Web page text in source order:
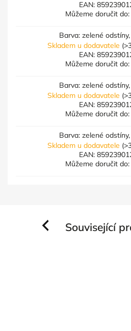
EAN:
Můžeme doručit do:
Barva: zelené
Skladem u dodavatele
EAN:
Můžeme doručit do:
Barva: zelené
Skladem u dodavatele
EAN:
Můžeme doručit do:
Barva: zelené
Skladem u dodavatele
EAN:
Můžeme doručit do:
Související
Previous